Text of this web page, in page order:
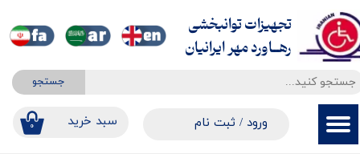
جستجو
۰ ​​سبد خرید ورود / ثبت نام
حساب کاربری من
سفارشات
خروج از حساب کاربری
تجهیزات توانبخشی
​​​​​​​رهــاورد مهر ایرانیان